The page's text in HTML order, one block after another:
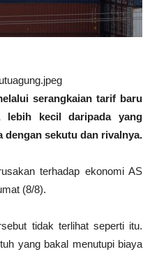
serangkaian tarif baru
lebih kecil daripada yang
dengan sekutu dan rivalnya.
terhadap ekonomi AS
(8/8).
tidak terlihat seperti itu.
yang bakal menutupi biaya